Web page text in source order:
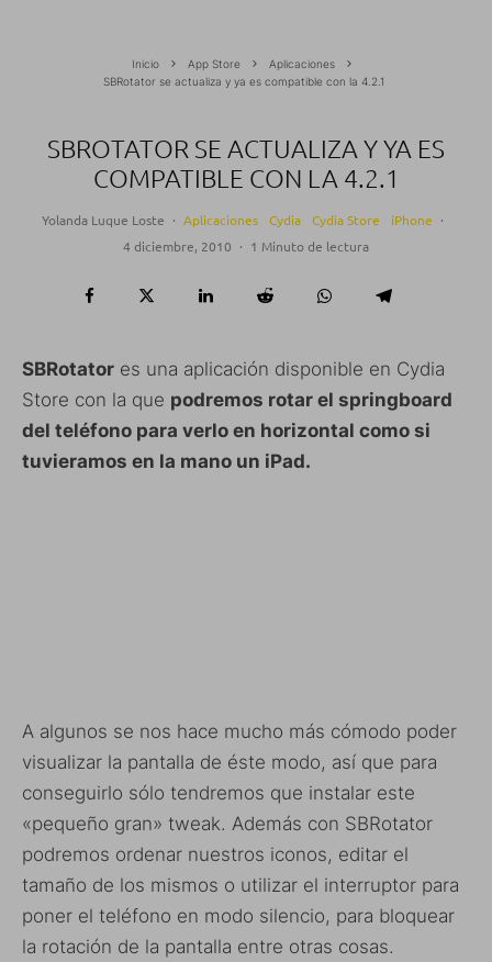
Inicio App Store
Aplicaciones
SBRotator se actualiza y ya es compatible con la 4.2.1
SBROTATOR SE ACTUALIZA Y YA ES
COMPATIBLE CON LA 4.2.1
Yolanda Luque Loste · Aplicaciones Cydia Cydia Store iPhone ·
4 diciembre, 2010 · 1 Minuto de lectura
SBRotator es una aplicación disponible en Cydia
Store con la que podremos rotar el springboard
del teléfono para verlo en horizontal como si
tuvieramos en la mano un iPad.
A algunos se nos hace mucho más cómodo poder
visualizar la pantalla de éste modo, así que para
conseguirlo sólo tendremos que instalar este
«pequeño gran» tweak. Además con SBRotator
podremos ordenar nuestros iconos, editar el
tamaño de los mismos o utilizar el interruptor para
poner el teléfono en modo silencio, para bloquear
la rotación de la pantalla entre otras cosas.